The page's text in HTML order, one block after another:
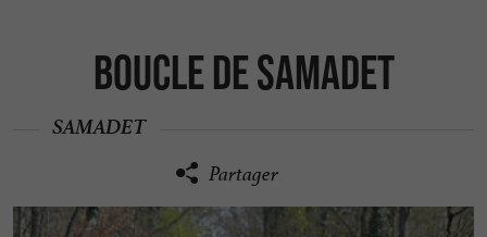
Boucle de Samadet
SAMADET
Partager